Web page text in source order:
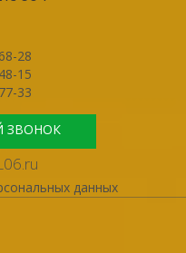
28
15
33
ЗВОНОК
данных